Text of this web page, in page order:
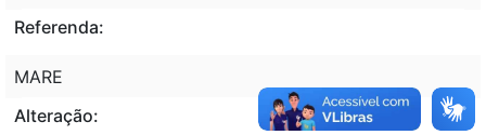
Referenda:
MARE
Alteração: